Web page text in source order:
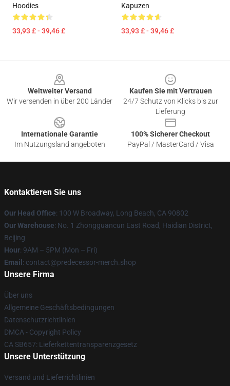
Hoodies
33,93 £ - 39,46 £
Kapuzen
33,93 £ - 39,46 £
Weltweiter Versand
Wir versenden in über 200 Länder
Kaufen Sie mit Vertrauen
24/7 Schutz von Klicks bis zur
Lieferung
Internationale Garantie
Im Nutzungsland angeboten
100% Sicherer Checkout
PayPal / MasterCard / Visa
Kontaktieren Sie uns
Our Head Office: 100 W Broadway, Long Beach, CA 90802
Our Warehouse: No. 1 Zhongguancun East Road, Haidian District,
Beijing
Hour: 9AM – 5PM (Mon – Fri)
Email : contact@predecessor-merch.shop
Unsere Firma
Über uns
Allgemeine Geschäftsbedingungen
Datenschutzrichtlinien
DMCA - Copyright Policy
CA SB657: Lieferkettentransparenzgesetz
Unsere Unterstützung
Versand und Lieferrichtlinien